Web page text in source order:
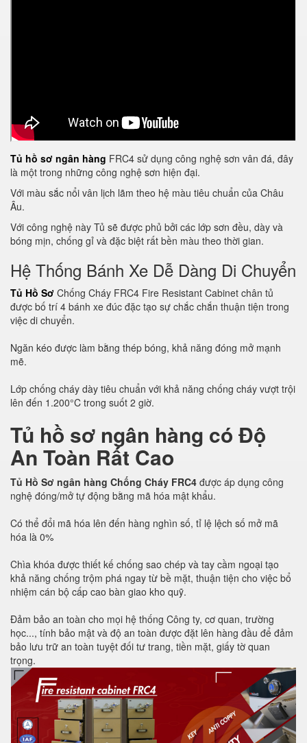
Tủ hồ sơ ngân hàng FRC4 sử dụng công nghệ sơn vân đá, đây
là một trong những công nghệ sơn hiện đại.
Với màu sắc nổi vân lịch lãm theo hệ màu tiêu chuẩn của Châu
Âu.
Với công nghệ này Tủ sẽ được phủ bởi các lớp sơn đều, dày và
bóng mịn, chống gỉ và đặc biệt rất bền màu theo thời gian.
Hệ Thống Bánh Xe Dễ Dàng Di Chuyển
Tủ Hồ Sơ Chống Cháy FRC4 Fire Resistant Cabinet chân tủ
được bố trí 4 bánh xe đúc đặc tạo sự chắc chắn thuận tiện trong
việc di chuyển.
Ngăn kéo được làm bằng thép bóng, khả năng đóng mở mạnh
mẽ.
Lớp chống cháy dày tiêu chuẩn với khả năng chống cháy vượt trội
lên đến 1.200°C trong suốt 2 giờ.
Tủ hồ sơ ngân hàng có Độ
An Toàn Rất Cao
Tủ Hồ Sơ ngân hàng Chống Cháy FRC4 được áp dụng công
nghệ đóng/mở tự động bằng mã hóa mật khẩu.
Có thể đổi mã hóa lên đến hàng nghìn số, tỉ lệ lệch số mở mã
hóa là 0%
Chìa khóa được thiết kế chống sao chép và tay cầm ngoại tạo
khả năng chống trộm phá ngay từ bề mặt, thuận tiện cho việc bổ
nhiệm cán bộ cấp cao bàn giao kho quỹ.
Đảm bảo an toàn cho mọi hệ thống Công ty, cơ quan, trường
học..., tính bảo mật và độ an toàn được đặt lên hàng đầu để đảm
bảo lưu trữ an toàn tuyệt đối tư trang, tiền mặt, giấy tờ quan
trọng.